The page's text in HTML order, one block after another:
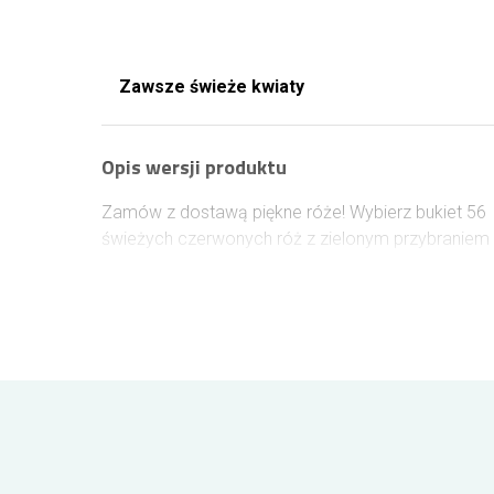
Zawsze świeże kwiaty
Opis wersji produktu
Zamów z dostawą piękne róże! Wybierz bukiet 56
świeżych czerwonych róż z zielonym przybraniem